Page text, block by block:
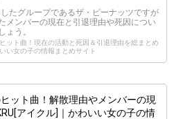
たグループであるザ・ピーナッツですが
メンバーの現在と引退理由や死因につい
ょう。
ット曲！現在の活動と死因＆引退理由を総まとめ
い女の子の情報まとめサイト
ット曲！解散理由やメンバーの現
アイクル]｜かわいい女の子の情